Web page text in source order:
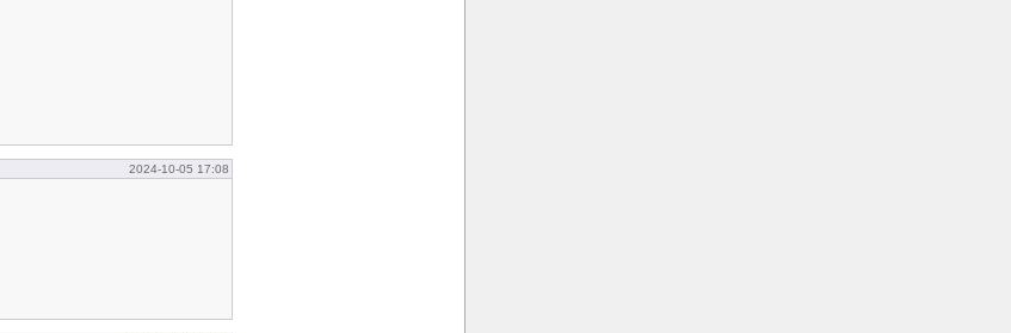
2024-10-05 17:08